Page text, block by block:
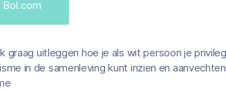
graag uitleggen hoe je als wit persoon je
in de samenleving kunt inzien en